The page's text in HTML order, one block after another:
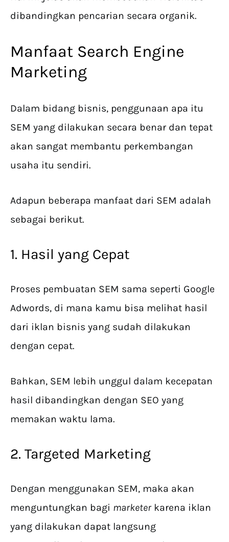
dibandingkan pencarian secara organik.
Manfaat Search Engine
Marketing
Dalam bidang bisnis, penggunaan apa itu
SEM yang dilakukan secara benar dan tepat
akan sangat membantu perkembangan
usaha itu sendiri.
Adapun beberapa manfaat dari SEM adalah
sebagai berikut.
1. Hasil yang Cepat
Proses pembuatan SEM sama seperti Google
Adwords, di mana kamu bisa melihat hasil
dari iklan bisnis yang sudah dilakukan
dengan cepat.
Bahkan, SEM lebih unggul dalam kecepatan
hasil dibandingkan dengan SEO yang
memakan waktu lama.
2. Targeted Marketing
Dengan menggunakan SEM, maka akan
menguntungkan bagi marketer karena iklan
yang dilakukan dapat langsung